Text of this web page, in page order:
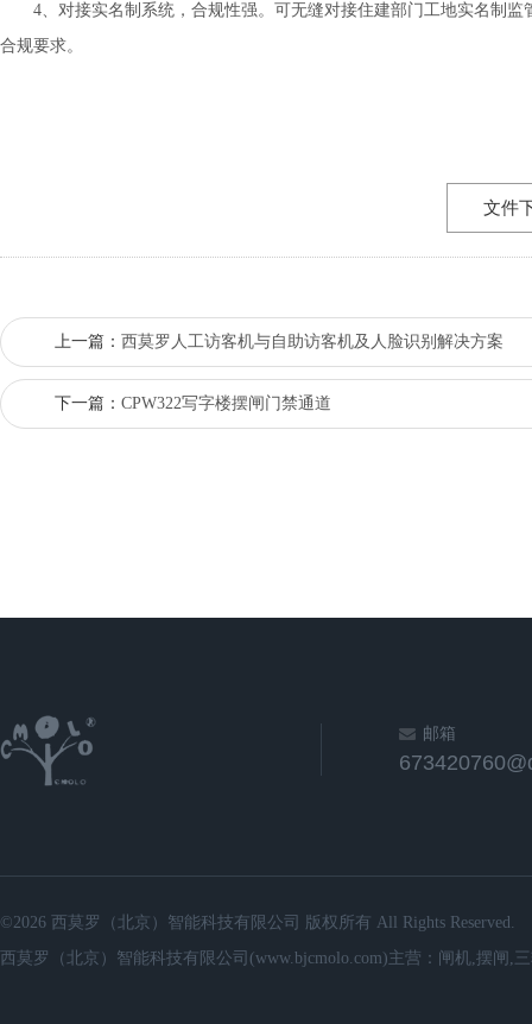
4、对接实名制系统，合规性强。可无缝对接住建部门工地实名制监
合规要求。
文件
上一篇： 西莫罗人工访客机与自助访客机及人脸识别解决方案
下一篇： CPW322写字楼摆闸门禁通道
邮箱
©2026 西莫罗（北京）智能科技有限公司 版权所有 All Rights Reserved.
西莫罗（北京）智能科技有限公司(www.bjcmolo.com)主营：闸机,摆闸,